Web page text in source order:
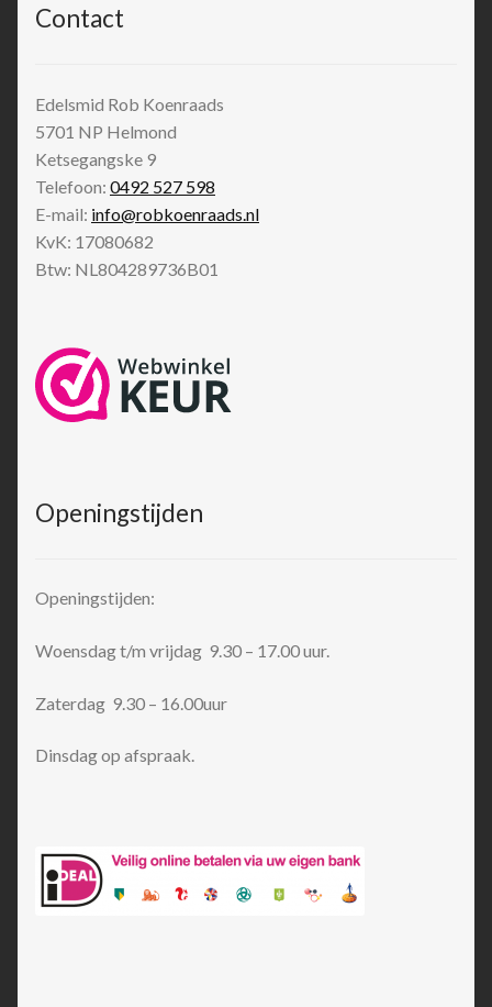
Contact
Edelsmid Rob Koenraads
5701 NP Helmond
Ketsegangske 9
Telefoon: 0492 527 598
E-mail: info@robkoenraads.nl
KvK: 17080682
Btw: NL804289736B01
Openingstijden
Openingstijden:
Woensdag t/m vrijdag 9.30 – 17.00 uur.
Zaterdag 9.30 – 16.00uur
Dinsdag op afspraak.